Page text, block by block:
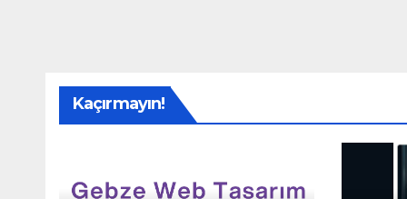
Kaçırmayın!